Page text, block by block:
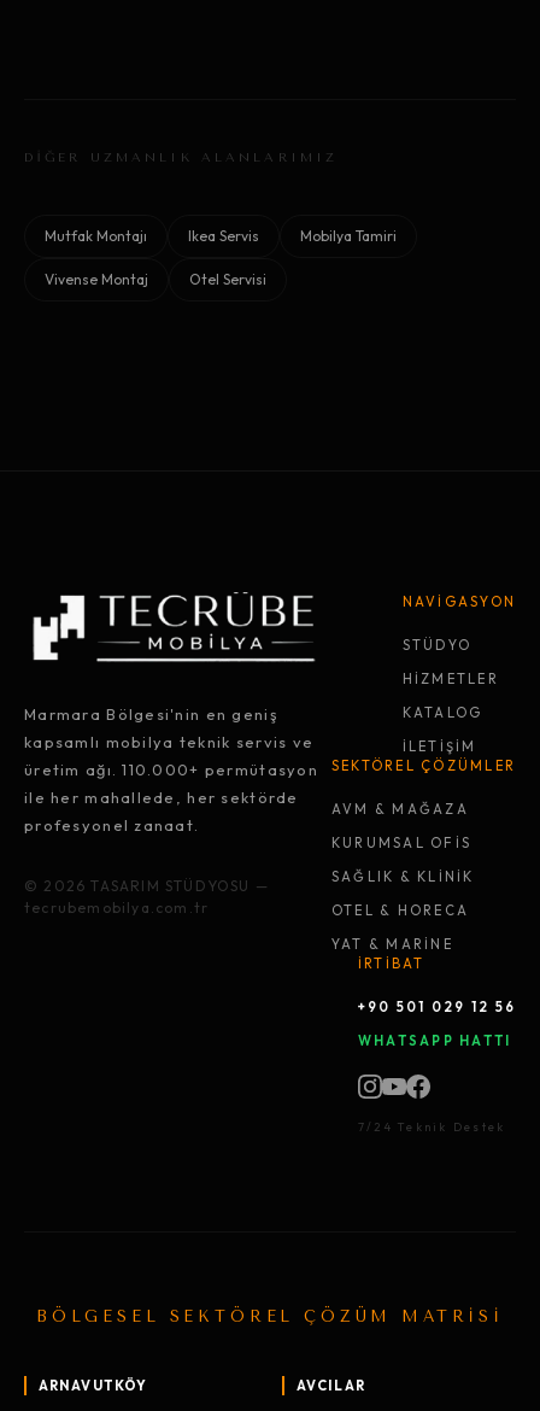
DİĞER UZMANLIK ALANLARIMIZ
Mutfak Montajı Ikea Servis Mobilya Tamiri
Vivense Montaj Otel Servisi
Marmara Bölgesi'nin en geniş
kapsamlı mobilya teknik servis ve
üretim ağı. 110.000+ permütasyon
ile her mahallede, her sektörde
profesyonel zanaat.
© 2026 TASARIM STÜDYOSU —
tecrubemobilya.com.tr
NAVİGASYON
STÜDYO
HİZMETLER
KATALOG
İLETİŞİM
SEKTÖREL ÇÖZÜMLER
AVM & MAĞAZA
KURUMSAL OFİS
SAĞLIK & KLİNİK
OTEL & HORECA
YAT & MARİNE
İRTİBAT
+90 501 029 12 56
WHATSAPP HATTI
7/24 Teknik Destek
BÖLGESEL SEKTÖREL ÇÖZÜM MATRİSİ
ARNAVUTKÖY AVCILAR